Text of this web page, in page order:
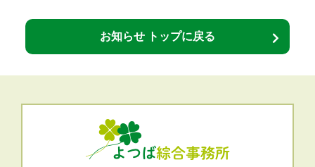
お知らせ トップに戻る